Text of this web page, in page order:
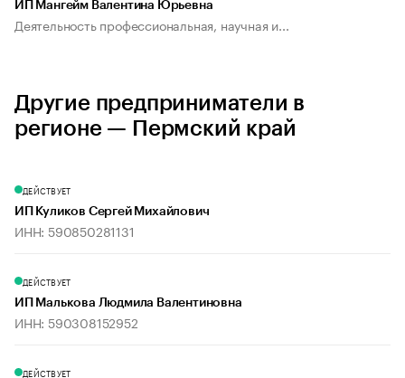
ИП Мангейм Валентина Юрьевна
Деятельность профессиональная, научная и...
Другие предприниматели в
регионе — Пермский край
ДЕЙСТВУЕТ
ИП Куликов Сергей Михайлович
ИНН: 590850281131
ДЕЙСТВУЕТ
ИП Малькова Людмила Валентиновна
ИНН: 590308152952
ДЕЙСТВУЕТ